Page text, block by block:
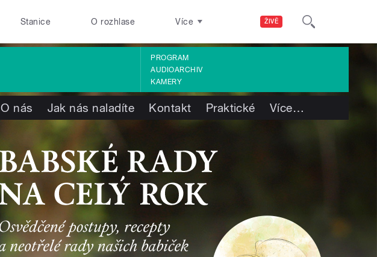
ŽIVĚ
Stanice O rozhlase Více
PROGRAM
AUDIOARCHIV
KAMERY
O nás Jak nás naladíte Kontakt Praktické Více…